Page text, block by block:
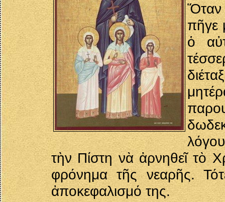
Ὅταν
πῆγε
ὁ
τὴν Πίστη νὰ ἀρνηθεῖ τὸ
φρόνημα τῆς νεαρῆς.
ἀποκεφαλισμό της.